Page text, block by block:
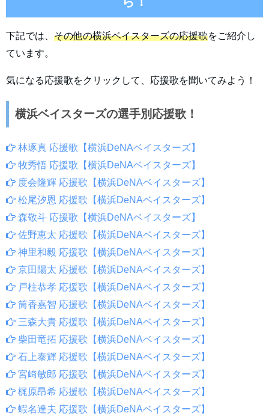
下記では、 その他の横浜ベイスターズの応援歌をご紹介し
ています。
気になる応援歌をクリックして、応援歌を聞いてみよう！
横浜ベイスターズの選手別応援歌！
林琢真 応援歌【横浜DeNAベイスターズ】
牧秀悟 応援歌【横浜DeNAベイスターズ】
度会隆輝 応援歌【横浜DeNAベイスターズ】
松尾汐恩 応援歌【横浜DeNAベイスターズ】
森敬斗 応援歌【横浜DeNAベイスターズ】
佐野恵太 応援歌【横浜DeNAベイスターズ】
神里和毅 応援歌【横浜DeNAベイスターズ】
京田陽太 応援歌【横浜DeNAベイスターズ】
戸柱恭孝 応援歌【横浜DeNAベイスターズ】
筒香嘉智 応援歌【横浜DeNAベイスターズ】
三森大貴 応援歌【横浜DeNAベイスターズ】
柴田竜拓 応援歌【横浜DeNAベイスターズ】
石上泰輝 応援歌【横浜DeNAベイスターズ】
宮﨑敏郎 応援歌【横浜DeNAベイスターズ】
梶原昂希 応援歌【横浜DeNAベイスターズ】
蝦名達夫 応援歌【横浜DeNAベイスターズ】